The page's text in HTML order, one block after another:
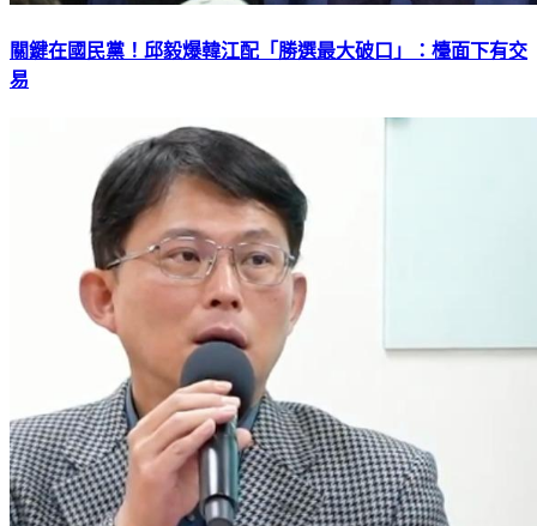
關鍵在國民黨！邱毅爆韓江配「勝選最大破口」：檯面下有交
易